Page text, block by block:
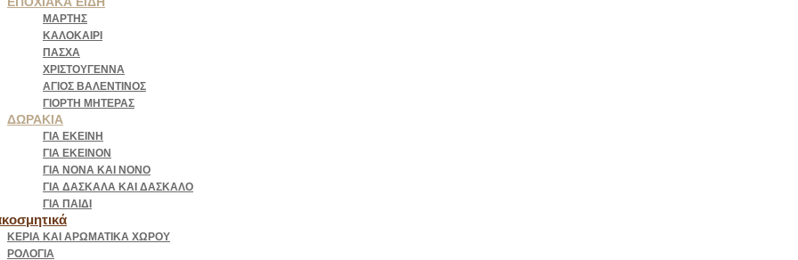
ΜΆΡΤΗΣ
ΚΑΛΟΚΑΊΡΙ
ΠΆΣΧΑ
ΧΡΙΣΤΟΎΓΕΝΝΑ
ΆΓΙΟΣ ΒΑΛΕΝΤΊΝΟΣ
ΓΙΟΡΤΉ ΜΗΤΈΡΑΣ
ΔΩΡΑΚΙΑ
ΓΙΑ ΕΚΕΙΝΗ
ΓΙΑ ΕΚΕΙΝΟΝ
ΓΙΑ ΝΟΝΑ ΚΑΙ ΝΟΝΟ
ΓΙΑ ΔΑΣΚΑΛΑ ΚΑΙ ΔΑΣΚΑΛΟ
ΓΙΑ ΠΑΙΔΙ
ΚΕΡΙΆ ΚΑΙ ΑΡΩΜΑΤΙΚΆ ΧΏΡΟΥ
ΡΟΛΌΓΙΑ